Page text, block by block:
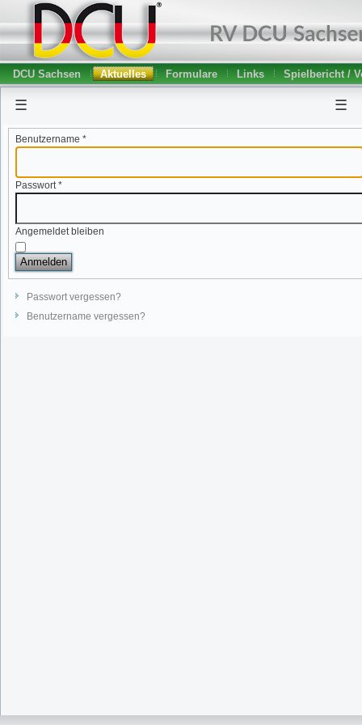
DCU Sachsen Aktuelles Formulare Links Spielbericht /
☰ ☰
Benutzername *
Passwort*
Angemeldet bleiben
Anmelden
Passwort vergessen?
Benutzername vergessen?